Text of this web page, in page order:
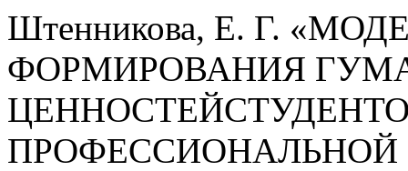
Штенникова, Е. Г.
ФОРМИРОВАНИЯ
ПРОФЕССИОНАЛЬНОЙ